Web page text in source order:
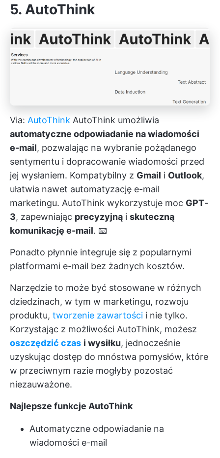
5. AutoThink
Via: AutoThink AutoThink umożliwia
automatyczne odpowiadanie na wiadomości
e-mail, pozwalając na wybranie pożądanego
sentymentu i dopracowanie wiadomości przed
jej wysłaniem. Kompatybilny z Gmail i Outlook,
ułatwia nawet automatyzację e-mail
marketingu. AutoThink wykorzystuje moc GPT-
3, zapewniając precyzyjną i skuteczną
komunikację e-mail. 📧
Ponadto płynnie integruje się z popularnymi
platformami e-mail bez żadnych kosztów.
Narzędzie to może być stosowane w różnych
dziedzinach, w tym w marketingu, rozwoju
produktu, tworzenie zawartości i nie tylko.
Korzystając z możliwości AutoThink, możesz
oszczędzić czas i wysiłku, jednocześnie
uzyskując dostęp do mnóstwa pomysłów, które
w przeciwnym razie mogłyby pozostać
niezauważone.
Najlepsze funkcje AutoThink
Automatyczne odpowiadanie na
wiadomości e-mail